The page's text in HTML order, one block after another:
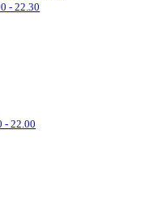
- 22.30
- 22.00